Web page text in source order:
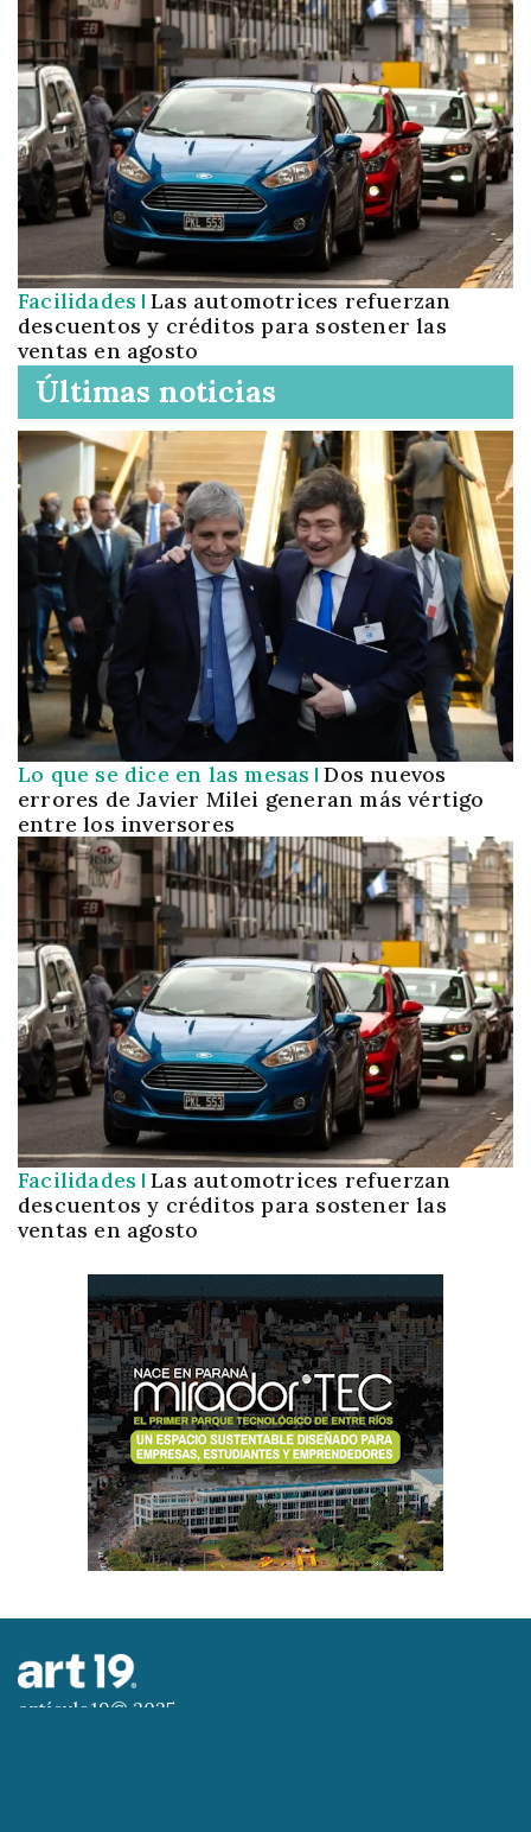
Facilidades Las automotrices refuerzan
descuentos y créditos para sostener las
ventas en agosto
Últimas noticias
Lo que se dice en las mesas Dos nuevos
errores de Javier Milei generan más vértigo
entre los inversores
Facilidades Las automotrices refuerzan
descuentos y créditos para sostener las
ventas en agosto
artículo19© 2025